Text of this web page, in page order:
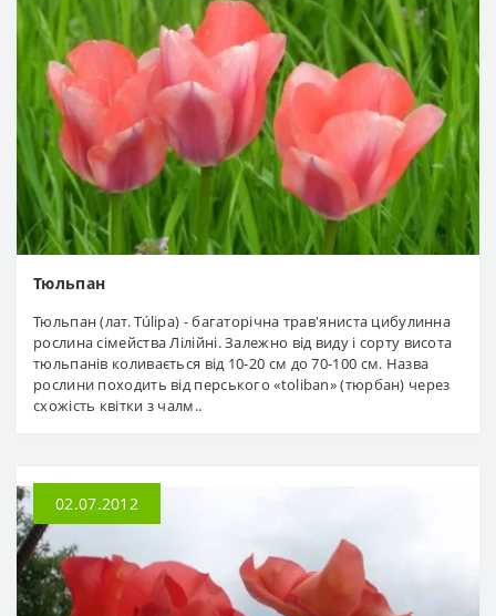
Тюльпан
Тюльпан (лат. Túlipa) - багаторічна трав'яниста цибулинна
рослина сімейства Лілійні. Залежно від виду і сорту висота
тюльпанів коливається від 10-20 см до 70-100 см. Назва
рослини походить від перського «toliban» (тюрбан) через
схожість квітки з чалм..
02.07.2012